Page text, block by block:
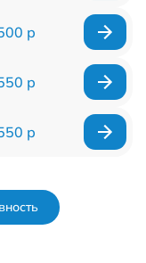
р
р
р